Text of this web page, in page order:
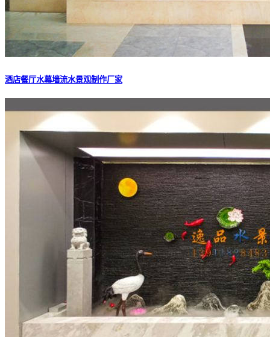
酒店餐厅水幕墙流水景观制作厂家